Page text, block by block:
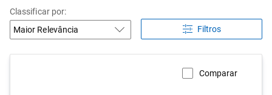
Classificar por:
Filtros
Comparar